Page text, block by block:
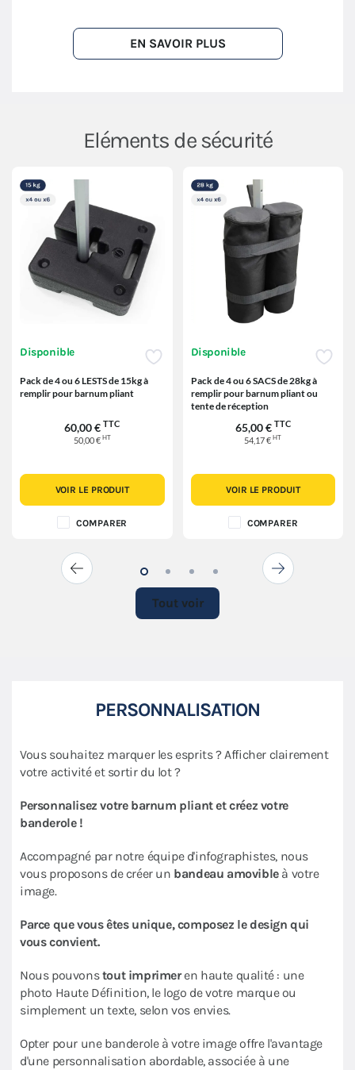
EN SAVOIR PLUS
Eléments de sécurité
Disponible
Pack de 4 ou 6 LESTS de 15kg à
remplir pour barnum pliant
60,00 € TTC
50,00 € HT
VOIR LE PRODUIT
COMPARER
Disponible
Pack de 4 ou 6 SACS de 28kg à
remplir pour barnum pliant ou
tente de réception
65,00 € TTC
54,17 €HT
VOIR LE PRODUIT
COMPARER
Tout voir
PERSONNALISATION
Vous souhaitez marquer les esprits ? Afficher clairement
votre activité et sortir du lot ?
Personnalisez votre barnum pliant et créez votre
banderole !
Accompagné par notre équipe d'infographistes, nous
vous proposons de créer un bandeau amovibleà votre
image.
Parce que vous êtes unique, composez le design qui
vous convient.
Nous pouvonstout imprimeren haute qualité : une
photo Haute Définition, le logo de votre marque ou
simplement un texte, selon vos envies.
Opter pour une banderole à votre image offre l'avantage
d'une personnalisation abordable, associée à une